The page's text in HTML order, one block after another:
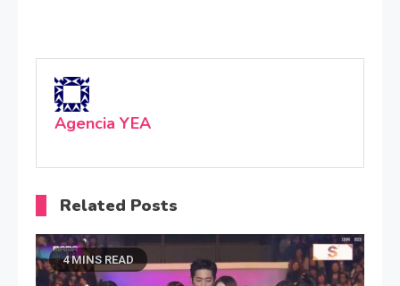
Agencia YEA
Related Posts
4 MINS READ